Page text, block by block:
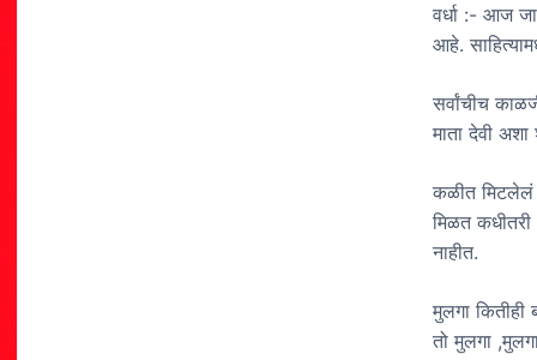
वर्धा :- आज
आहे.
सर्वांचीच
माता देवी
कळीत मिटलेलं
मिळत
नाहीत.
मुलगा
तो मुलगा